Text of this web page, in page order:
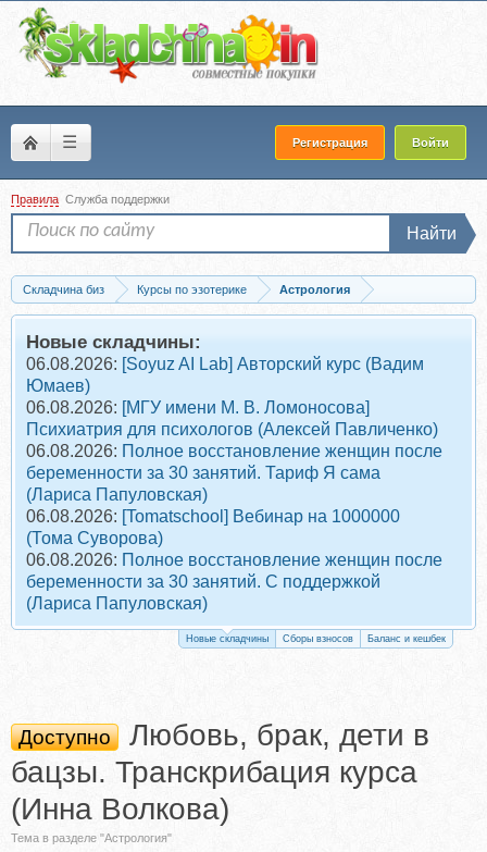
☰ Регистрация Войти
Правила Служба поддержки
Найти
Складчина биз Курсы по эзотерике
Астрология
Скачать Любовь, брак, дети в бацзы. Транскрибация курса (Инна Волкова)
Новые складчины:
06.08.2026: [Soyuz AI Lab] Авторский курс (Вадим
Юмаев)
06.08.2026: [МГУ имени М. В. Ломоносова]
Психиатрия для психологов (Алексей Павличенко)
06.08.2026: Полное восстановление женщин после
беременности за 30 занятий. Тариф Я сама
(Лариса Папуловская)
06.08.2026: [Tomatschool] Вебинар на 1000000
(Тома Суворова)
06.08.2026: Полное восстановление женщин после
беременности за 30 занятий. С поддержкой
(Лариса Папуловская)
Новые складчины Сборы взносов Баланс и кешбек
Доступно
Любовь, брак, дети в
бацзы. Транскрибация курса
(Инна Волкова)
Тема в разделе "Астрология"